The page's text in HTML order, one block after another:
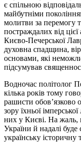
є спільною
майбутніми
молитви за перемогу
постраждалих від
Києво-Печерської
духовна спадщина,
основами, які
підсумував
Водночас політолог
кілька років тому
рашисти обовʼязково
зору їхньої
них у Києві. На жаль,
України й надалі
українську